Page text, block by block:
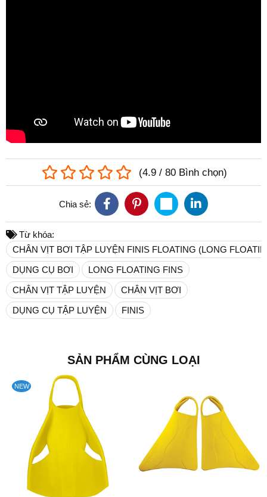
(4.9/ 80 Bình chọn)
Chia sẻ:
Từ khóa:
CHÂN VỊT BƠI TẬP LUYỆN FINIS FLOATING (LONG
DỤNG CỤ BƠI
LONG FLOATING FINS
CHÂN VỊT TẬP LUYỆN
CHÂN VỊT BƠI
DỤNG CỤ TẬP LUYỆN
FINIS
SẢN PHẨM CÙNG LOẠI
NEW